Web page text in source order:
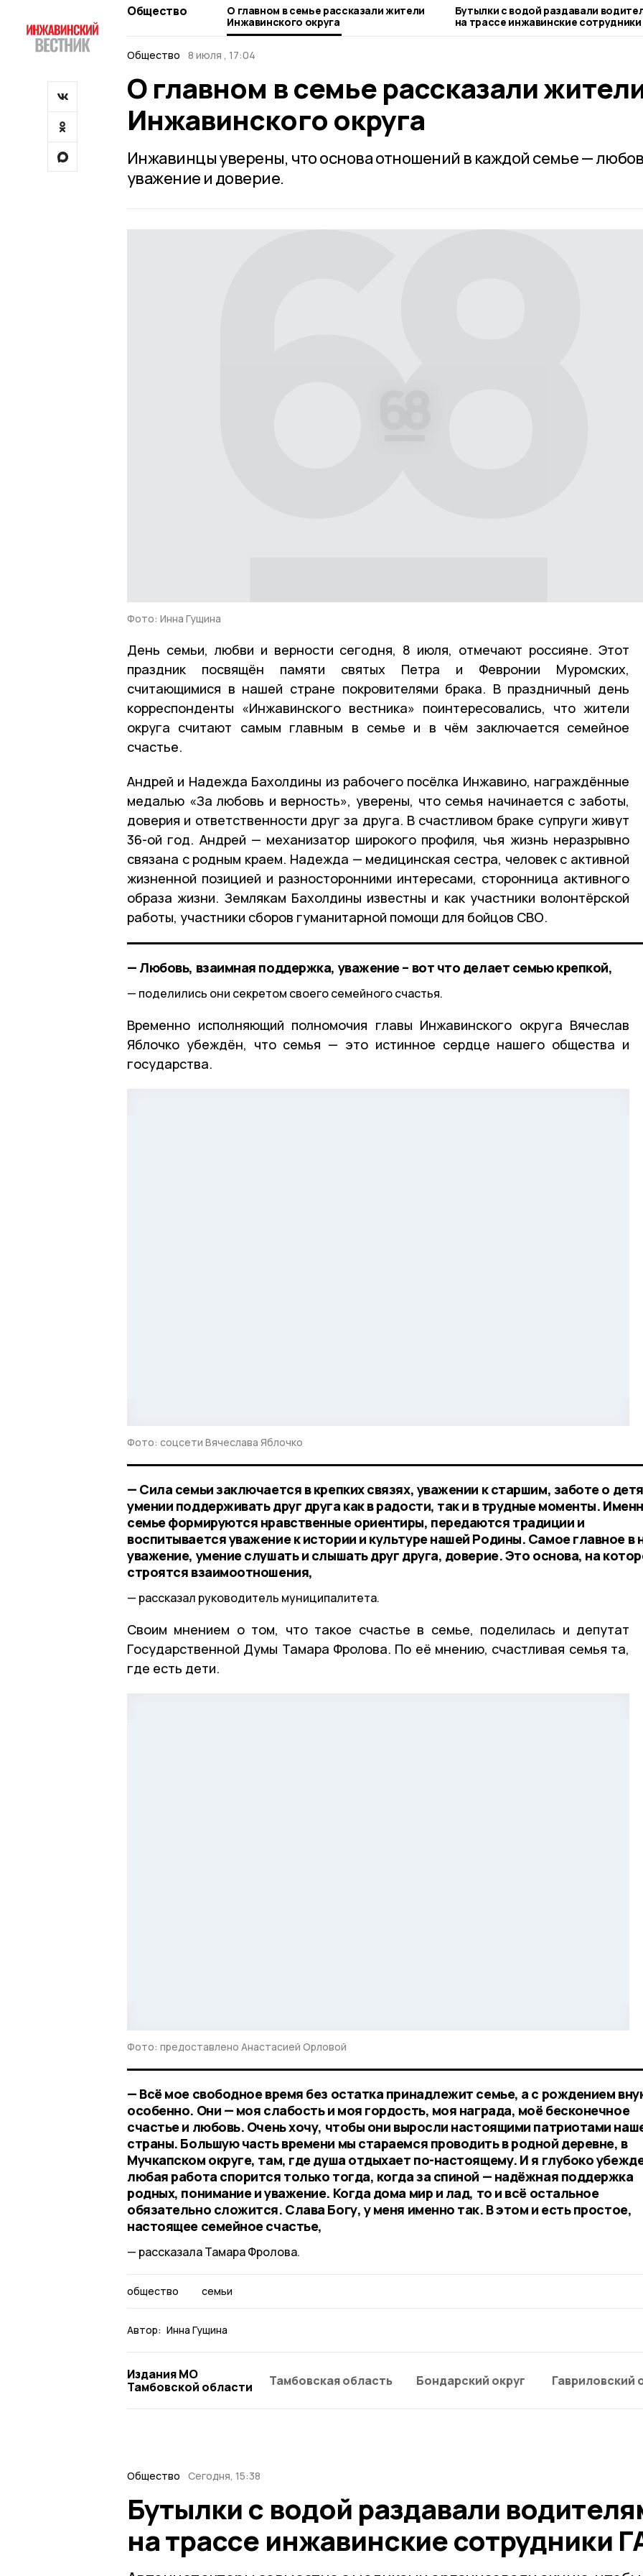
Общество
О главном в семье рассказали жители
Инжавинского округа
Бутылки с водой раздавали
на трассе инжавинские сотрудники
Общество 8 июля , 17:04
О главном в семье рассказали
Инжавинского округа
Инжавинцы уверены, что основа отношений в каждой семье —
уважение и доверие.
Фото: Инна Гущина
День семьи, любви и верности сегодня, 8 июля, отмечают россияне. Этот
праздник посвящён памяти святых Петра и Февронии Муромских,
считающимися в нашей стране покровителями брака. В праздничный день
корреспонденты «Инжавинского вестника» поинтересовались, что жители
округа считают самым главным в семье и в чём заключается семейное
счастье.
Андрей и Надежда Бахолдины из рабочего посёлка Инжавино, награждённые
медалью «За любовь и верность», уверены, что семья начинается с заботы,
доверия и ответственности друг за друга. В счастливом браке супруги живут
36-ой год. Андрей — механизатор широкого профиля, чья жизнь неразрывно
связана с родным краем. Надежда — медицинская сестра, человек с активной
жизненной позицией и разносторонними интересами, сторонница активного
образа жизни. Землякам Бахолдины известны и как участники волонтёрской
работы, участники сборов гуманитарной помощи для бойцов СВО.
— Любовь, взаимная поддержка, уважение – вот что делает семью крепкой,
поделились они секретом своего семейного счастья.
Временно исполняющий полномочия главы Инжавинского округа Вячеслав
Яблочко убеждён, что семья — это истинное сердце нашего общества и
государства.
Фото: соцсети Вячеслава Яблочко
— Сила семьи заключается в крепких связях, уважении к старшим, заботе о
умении поддерживать друг друга как в радости, так и в трудные моменты.
семье формируются нравственные ориентиры, передаются традиции и
воспитывается уважение к истории и культуре нашей Родины. Самое главное в
уважение, умение слушать и слышать друг друга, доверие. Это основа, на
строятся взаимоотношения,
рассказал руководитель муниципалитета.
Своим мнением о том, что такое счастье в семье, поделилась и депутат
Государственной Думы Тамара Фролова. По её мнению, счастливая семья та,
где есть дети.
Фото: предоставлено Анастасией Орловой
— Всё мое свободное время без остатка принадлежит семье, а с рождением
особенно. Они — моя слабость и моя гордость, моя награда, моё бесконечное
счастье и любовь. Очень хочу, чтобы они выросли настоящими патриотами
страны. Большую часть времени мы стараемся проводить в родной деревне, в
Мучкапском округе, там, где душа отдыхает по-настоящему. И я глубоко
любая работа спорится только тогда, когда за спиной — надёжная поддержка
родных, понимание и уважение. Когда дома мир и лад, то и всё остальное
обязательно сложится. Слава Богу, у меня именно так. В этом и есть простое,
настоящее семейное счастье,
рассказала Тамара Фролова.
общество семьи
Автор: Инна Гущина
Издания МО
Тамбовской области
Тамбовская область Бондарский округ Гавриловский
Общество Сегодня, 15:38
Бутылки с водой раздавали
на трассе инжавинские сотрудники